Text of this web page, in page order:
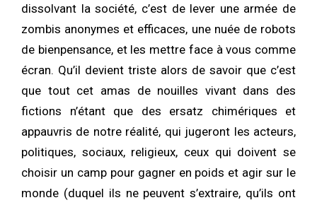
dissolvant la société, c’est de lever une armée de
zombis anonymes et efficaces, une nuée de robots
de bienpensance, et les mettre face à vous comme
écran. Qu’il devient triste alors de savoir que c’est
que tout cet amas de nouilles vivant dans des
fictions n’étant que des ersatz chimériques et
appauvris de notre réalité, qui jugeront les acteurs,
politiques, sociaux, religieux, ceux qui doivent se
choisir un camp pour gagner en poids et agir sur le
monde (duquel ils ne peuvent s’extraire, qu’ils ont